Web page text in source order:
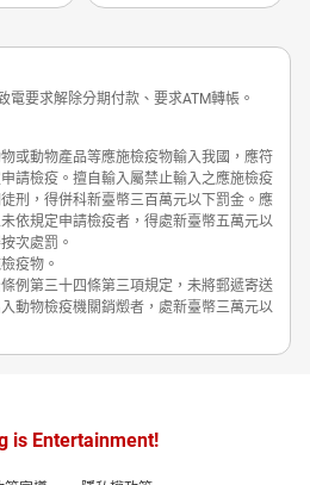
電要求解除分期付款、要求ATM轉帳。
或動物產品等應施檢疫物輸入我國，應符
請檢疫。擅自輸入屬禁止輸入之應施檢疫
刑，得併科新臺幣三百萬元以下罰金。應
依規定申請檢疫者，得處新臺幣五萬元以
次處罰。
疫物。
例第三十四條第三項規定，未將郵遞寄送
動物檢疫機關銷燬者，處新臺幣三萬元以
is Entertainment!